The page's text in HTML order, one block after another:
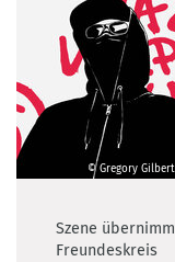
Gilbert-
© Gregory
Szene
Freundeskreis